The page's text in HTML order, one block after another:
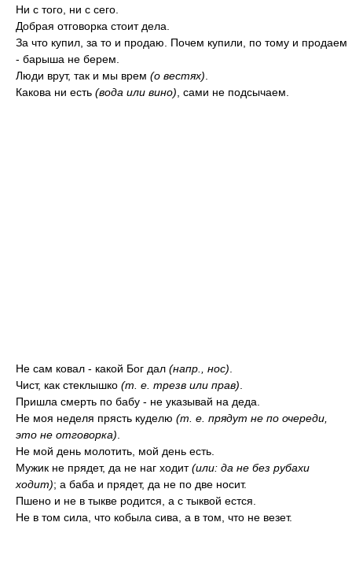
Ни с того, ни с сего.
Добрая отговорка стоит дела.
За что купил, за то и продаю. Почем купили, по тому и продаем
- барыша не берем.
Люди врут, так и мы врем (о вестях)
Какова ни есть (вода или вино) , сами не подсычаем.
Не сам ковал - какой Бог дал (напр., нос)
Чист, как стеклышко (т. е. трезв или прав)
Пришла смерть по бабу - не указывай на деда.
Не моя неделя прясть куделю (т. е. прядут не по очереди,
это не отговорка)
Не мой день молотить, мой день есть.
Мужик не прядет, да не наг ходит(или: да не без рубахи
ходит); а баба и прядет, да не по две носит.
Пшено и не в тыкве родится, а с тыквой естся.
Не в том сила, что кобыла сива, а в том, что не везет.